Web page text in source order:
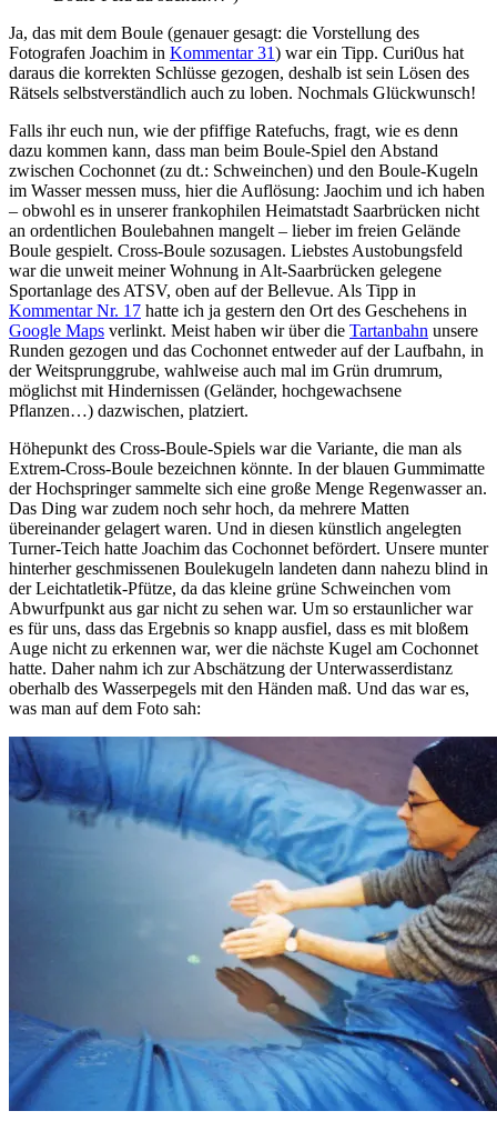
Ja, das mit dem Boule (genauer gesagt: die Vorstellung des
Fotografen Joachim in Kommentar 31) war ein Tipp. Curi0us hat
daraus die korrekten Schlüsse gezogen, deshalb ist sein Lösen des
Rätsels selbstverständlich auch zu loben. Nochmals Glückwunsch!
Falls ihr euch nun, wie der pfiffige Ratefuchs, fragt, wie es denn
dazu kommen kann, dass man beim Boule-Spiel den Abstand
zwischen Cochonnet (zu dt.: Schweinchen) und den Boule-Kugeln
im Wasser messen muss, hier die Auflösung: Jaochim und ich haben
– obwohl es in unserer frankophilen Heimatstadt Saarbrücken nicht
an ordentlichen Boulebahnen mangelt – lieber im freien Gelände
Boule gespielt. Cross-Boule sozusagen. Liebstes Austobungsfeld
war die unweit meiner Wohnung in Alt-Saarbrücken gelegene
Sportanlage des ATSV, oben auf der Bellevue. Als Tipp in
Kommentar Nr. 17 hatte ich ja gestern den Ort des Geschehens in
Google Maps verlinkt. Meist haben wir über die Tartanbahn unsere
Runden gezogen und das Cochonnet entweder auf der Laufbahn, in
der Weitsprunggrube, wahlweise auch mal im Grün drumrum,
möglichst mit Hindernissen (Geländer, hochgewachsene
Pflanzen…) dazwischen, platziert.
Höhepunkt des Cross-Boule-Spiels war die Variante, die man als
Extrem-Cross-Boule bezeichnen könnte. In der blauen Gummimatte
der Hochspringer sammelte sich eine große Menge Regenwasser an.
Das Ding war zudem noch sehr hoch, da mehrere Matten
übereinander gelagert waren. Und in diesen künstlich angelegten
Turner-Teich hatte Joachim das Cochonnet befördert. Unsere munter
hinterher geschmissenen Boulekugeln landeten dann nahezu blind in
der Leichtatletik-Pfütze, da das kleine grüne Schweinchen vom
Abwurfpunkt aus gar nicht zu sehen war. Um so erstaunlicher war
es für uns, dass das Ergebnis so knapp ausfiel, dass es mit bloßem
Auge nicht zu erkennen war, wer die nächste Kugel am Cochonnet
hatte. Daher nahm ich zur Abschätzung der Unterwasserdistanz
oberhalb des Wasserpegels mit den Händen maß. Und das war es,
was man auf dem Foto sah: